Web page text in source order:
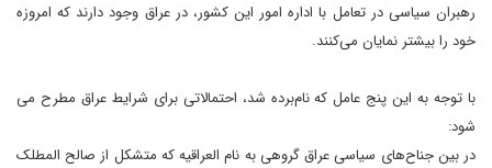
رهبران سیاسی در تعامل با اداره امور این کشور، در عراق وجود دارند که امروزه
خود را بیشتر نمایان می‌کنند.
با توجه به این پنج عامل که نام‌برده شد، احتمالاتی برای شرایط عراق مطرح می
شود:
در بین جناح‌های سیاسی عراق گروهی به نام العراقیه که متشکل از صالح المطلک